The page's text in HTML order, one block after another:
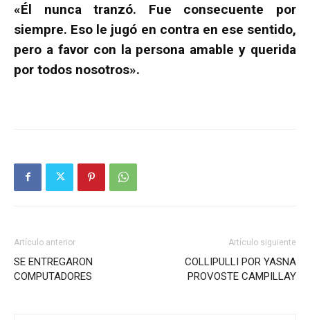
«Él nunca tranzó. Fue consecuente por
siempre. Eso le jugó en contra en ese sentido,
pero a favor con la persona amable y querida
por todos nosotros».
Artículo anterior
SE ENTREGARON
COMPUTADORES
Artículo siguiente
COLLIPULLI POR YASNA
PROVOSTE CAMPILLAY